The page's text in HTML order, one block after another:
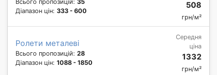
Всього пропозицій: 35
Діапазон цін: 333 - 600
508
грн/м²
Ролети металеві
Всього пропозицій: 28
Діапазон цін: 1088 - 1850
Середня
ціна
1332
грн/м²